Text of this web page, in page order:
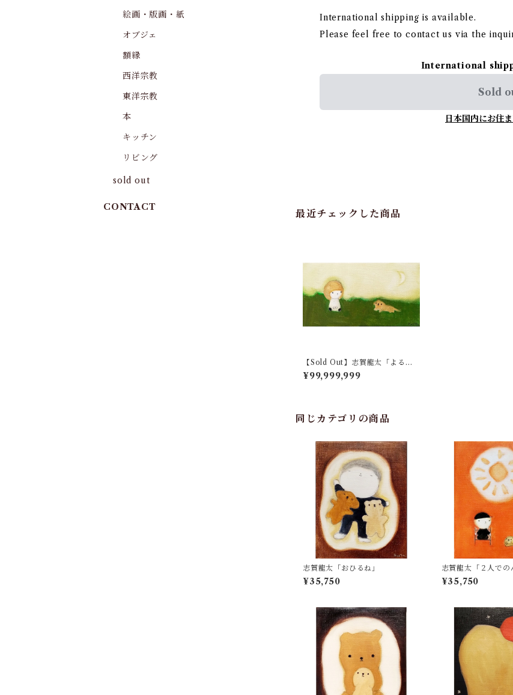
International shipping is available.
Please feel free to contact us via the
International
Sold
日本国内にお住
最近チェックした商品
【Sold Out】志賀龍太「よるの
おさんぽ」
¥99,999,999
同じカテゴリの商品
志賀龍太「おひるね」
¥35,750
志賀龍太「２人での
¥35,750
絵画・版画・紙
オブジェ
額縁
西洋宗教
東洋宗教
本
キッチン
リビング
sold out
CONTACT